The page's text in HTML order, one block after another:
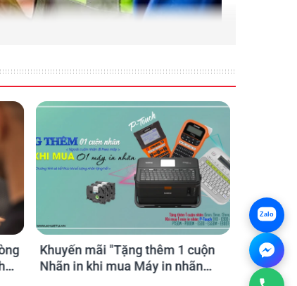
điện
hệ thống tủ bảng điện.
Khuyến mãi "Tặng thêm 1 cuộn
Nhãn in khi mua Máy in nhãn
Giải
nhãn
Zalo